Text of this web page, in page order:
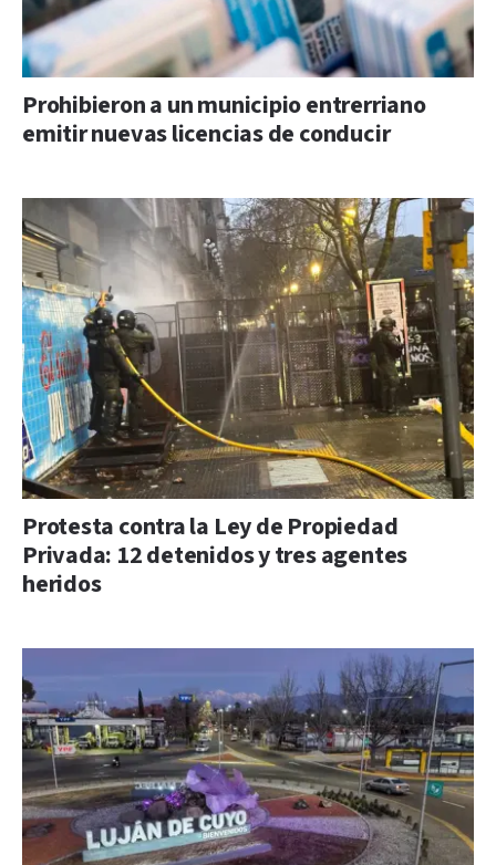
Prohibieron a un municipio entrerriano
emitir nuevas licencias de conducir
Protesta contra la Ley de Propiedad
Privada: 12 detenidos y tres agentes
heridos